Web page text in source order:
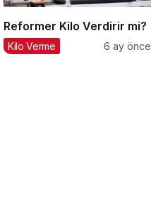
Reformer Kilo Verdirir mi?
Kilo Verme 6 ay önce